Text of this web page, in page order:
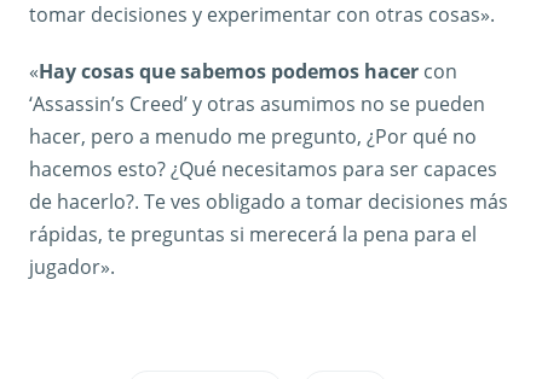
tomar decisiones y experimentar con otras cosas».
«Hay cosas que sabemos podemos hacer con
‘Assassin’s Creed’ y otras asumimos no se pueden
hacer, pero a menudo me pregunto, ¿Por qué no
hacemos esto? ¿Qué necesitamos para ser capaces
de hacerlo?. Te ves obligado a tomar decisiones más
rápidas, te preguntas si merecerá la pena para el
jugador».